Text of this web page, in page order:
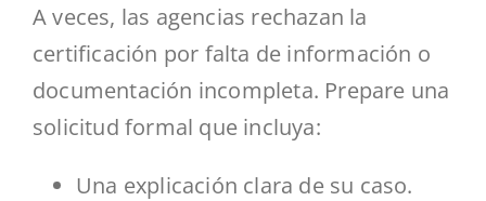
A veces, las agencias rechazan la
certificación por falta de información o
documentación incompleta. Prepare una
solicitud formal que incluya:
Una explicación clara de su caso.